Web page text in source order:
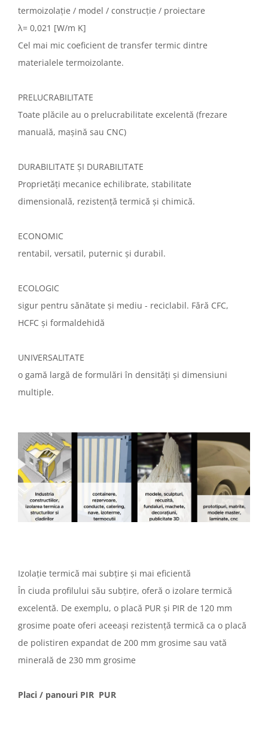
termoizolație / model / construcție / proiectare
λ= 0,021 [W/m K]
Cel mai mic coeficient de transfer termic dintre
materialele termoizolante.
PRELUCRABILITATE
Toate plăcile au o prelucrabilitate excelentă (frezare
manuală, mașină sau CNC)
DURABILITATE ȘI DURABILITATE
Proprietăți mecanice echilibrate, stabilitate
dimensională, rezistență termică și chimică.
ECONOMIC
rentabil, versatil, puternic și durabil.
ECOLOGIC
sigur pentru sănătate și mediu - reciclabil. Fără CFC,
HCFC și formaldehidă
UNIVERSALITATE
o gamă largă de formulări în densități și dimensiuni
multiple.
Izolație termică mai subțire și mai eficientă
În ciuda profilului său subțire, oferă o izolare termică
excelentă. De exemplu, o placă PUR și PIR de 120 mm
grosime poate oferi aceeași rezistență termică ca o placă
de polistiren expandat de 200 mm grosime sau vată
minerală de 230 mm grosime
Placi / panouri PIR PUR